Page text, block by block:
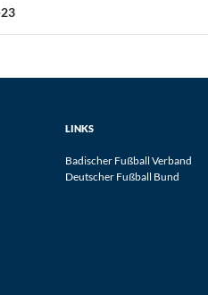
LINKS
Badischer Fußball Verband
Deutscher Fußball Bund